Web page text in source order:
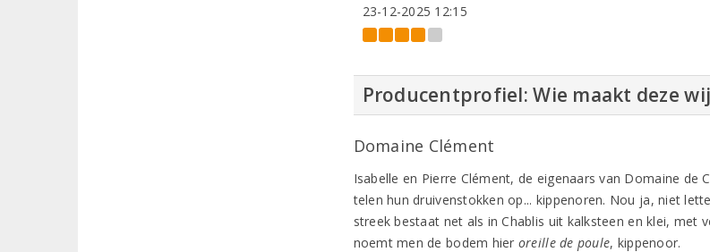
23-12-2025 12:15
Producentprofiel: Wie maakt deze
Domaine Clément
Isabelle en Pierre Clément, de eigenaars van Domaine de
telen hun druivenstokken op... kippenoren. Nou ja, niet
streek bestaat net als in Chablis uit kalksteen en klei, met
noemt men de bodem hier oreille de poule, kippenoor.